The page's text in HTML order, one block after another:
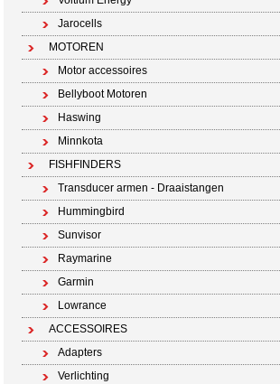
Jarocells
MOTOREN
Motor accessoires
Bellyboot Motoren
Haswing
Minnkota
FISHFINDERS
Transducer armen - Draaistangen
Hummingbird
Sunvisor
Raymarine
Garmin
Lowrance
ACCESSOIRES
Adapters
Verlichting